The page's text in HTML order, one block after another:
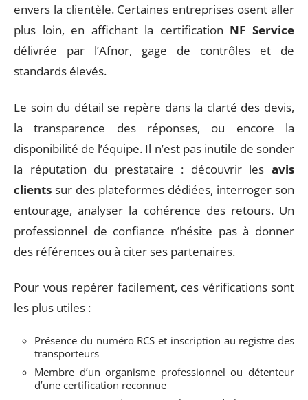
envers la clientèle. Certaines entreprises osent aller
plus loin, en affichant la certification NF Service
délivrée par l’Afnor, gage de contrôles et de
standards élevés.
Le soin du détail se repère dans la clarté des devis,
la transparence des réponses, ou encore la
disponibilité de l’équipe. Il n’est pas inutile de sonder
la réputation du prestataire : découvrir les avis
clients sur des plateformes dédiées, interroger son
entourage, analyser la cohérence des retours. Un
professionnel de confiance n’hésite pas à donner
des références ou à citer ses partenaires.
Pour vous repérer facilement, ces vérifications sont
les plus utiles :
Présence du numéro RCS et inscription au registre des
transporteurs
Membre d’un organisme professionnel ou détenteur
d’une certification reconnue